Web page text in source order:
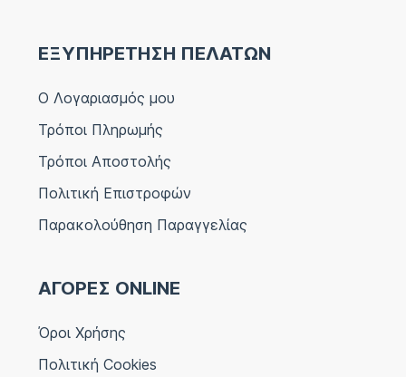
ΕΞΥΠΗΡΕΤΗΣΗ ΠΕΛΑΤΩΝ
Ο Λογαριασμός μου
Τρόποι Πληρωμής
Τρόποι Αποστολής
Πολιτική Επιστροφών
Παρακολούθηση Παραγγελίας
ΑΓΟΡΕΣ ONLINE
Όροι Χρήσης
Πολιτική Cookies